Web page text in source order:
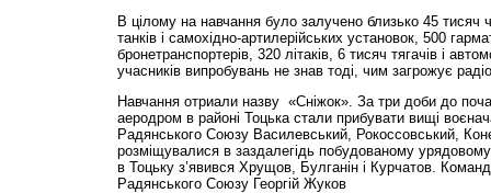
В цілому на навчання було залучено близько 45 тисяч
танків і самохідно-артилерійських установок, 500
бронетранспортерів, 320 літаків, 6 тисяч тягачів і
учасників випробувань не знав тоді, чим загрожує
Навчання отриали назву «Сніжок». За три доби до
аеродром в районі Тоцька стали прибувати вищі
Радянського Союзу Василевський, Рокоссовський,
розміщувалися в заздалегідь побудованому
в Тоцьку з’явився Хрущов, Булганін і Курчатов.
Радянського Союзу Георгій Жуков